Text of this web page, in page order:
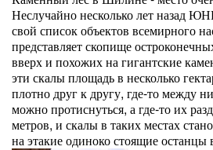
Неслучайно несколько лет назад
свой список объектов всемирного
представляет скопище
вверх и похожих на гигантские
эти скалы площадь в несколько
плотно друг к другу, где-то между
можно протиснуться, а где-то их
метров, и скалы в таких местах
на этакие одиноко стоящие останцы